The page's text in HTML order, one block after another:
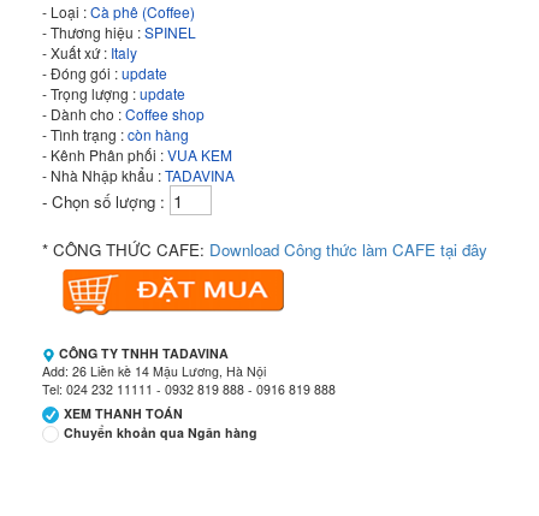
- Loại :Cà phê (Coffee)
- Thương hiệu :SPINEL
- Xuất xứ : Italy
- Đóng gói :update
- Trọng lượng :update
- Dành cho :Coffee shop
- Tình trạng :còn hàng
- Kênh Phân phối :VUA KEM
- Nhà Nhập khẩu :TADAVINA
- Chọn số lượng :
* CÔNG THỨC CAFE: Download Công thức làm CAFE tại đây
CÔNG TY TNHH TADAVINA
Add: 26 Liền kề 14 Mậu Lương, Hà Nội
Tel: 024 232 11111 - 0932 819 888 - 0916 819 888
XEM THANH TOÁN
Chuyển khoản qua Ngân hàng